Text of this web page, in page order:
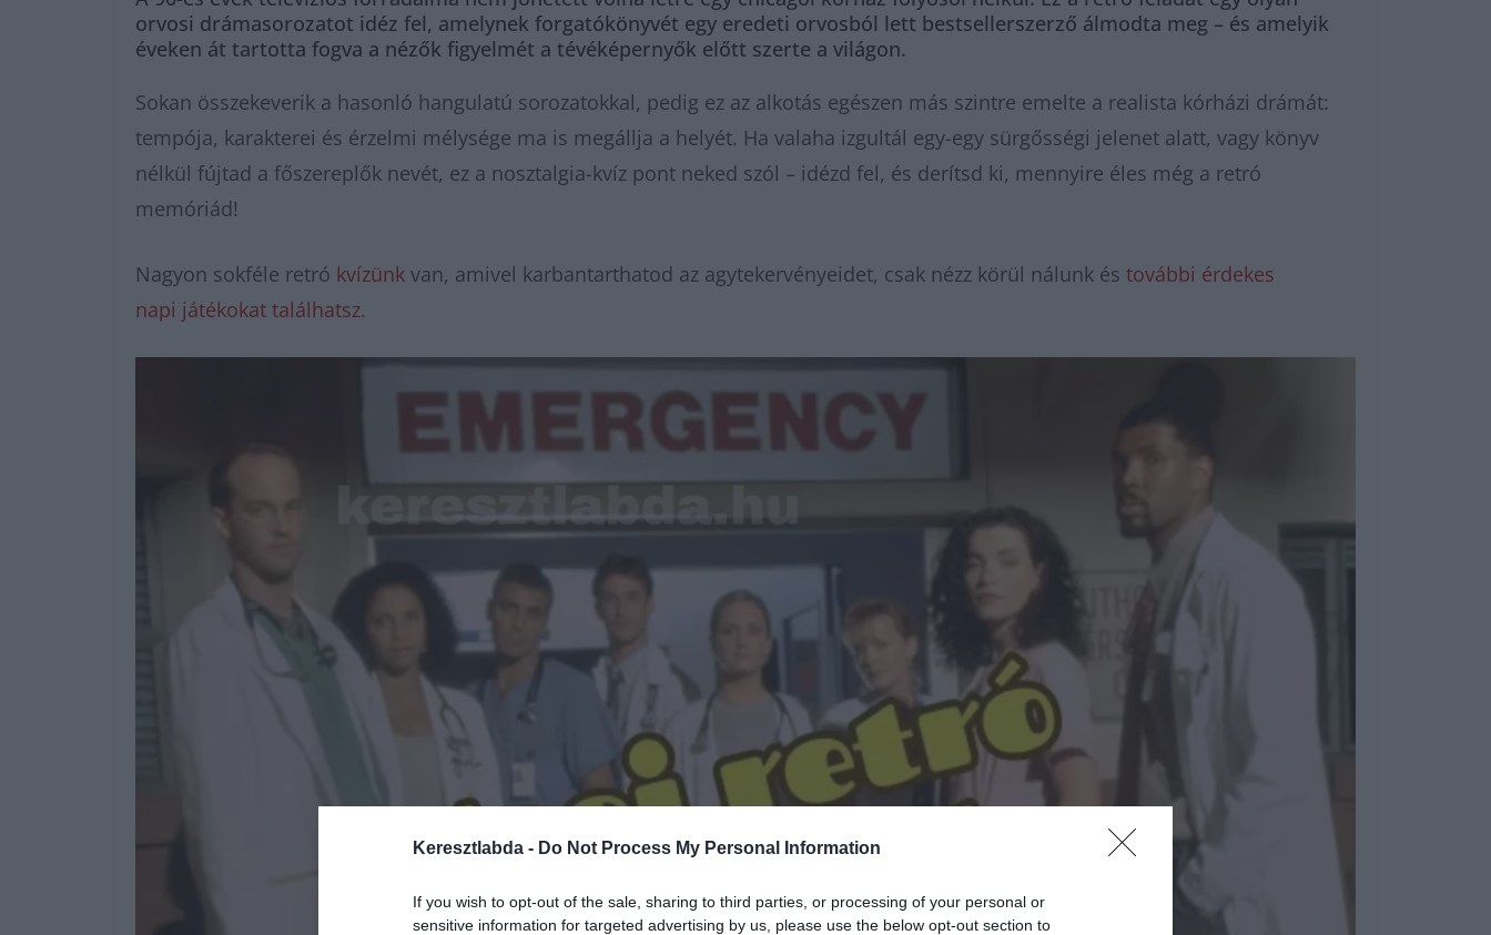
Keresztlabda - Do Not Process My Personal Information
If you wish to opt-out of the sale, sharing to third parties, or processing of your personal or
sensitive information for targeted advertising by us, please use the below opt-out section to
orvosi drámasorozatot idéz fel, amelynek forgatókönyvét egy eredeti orvosból lett bestsellerszerző álmodta meg – és amelyik
éveken át tartotta fogva a nézők figyelmét a tévéképernyők előtt szerte a világon.
Sokan összekeverik a hasonló hangulatú sorozatokkal, pedig ez az alkotás egészen más szintre emelte a realista kórházi drámát:
tempója, karakterei és érzelmi mélysége ma is megállja a helyét. Ha valaha izgultál egy-egy sürgősségi jelenet alatt, vagy könyv
nélkül fújtad a főszereplők nevét, ez a nosztalgia-kvíz pont neked szól – idézd fel, és derítsd ki, mennyire éles még a retró
memóriád!
Nagyon sokféle retró kvízünk van, amivel karbantarthatod az agytekervényeidet, csak nézz körül nálunk és további érdekes
napi játékokat találhatsz.